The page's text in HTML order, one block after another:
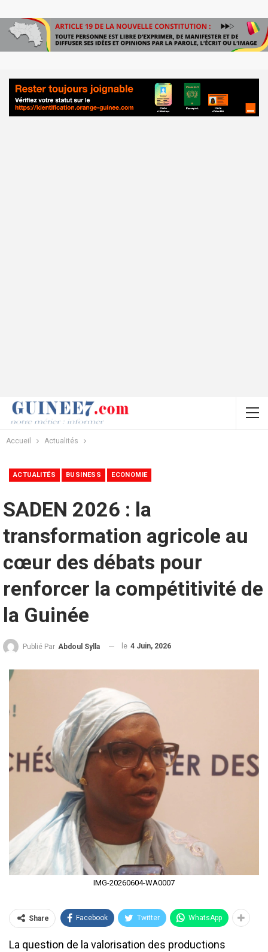
Accueil Actualités
ACTUALITÉS BUSINESS ECONOMIE
SADEN 2026 : la
transformation agricole au
cœur des débats pour
renforcer la compétitivité de
la Guinée
Publié Par Abdoul Sylla le 4 Juin, 2026
IMG-20260604-WA0007
Share Facebook Twitter WhatsApp
La question de la valorisation des productions